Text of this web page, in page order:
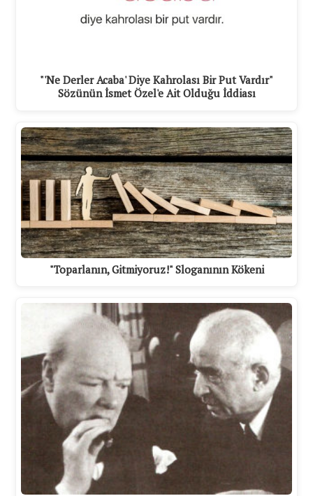
"'Ne Derler Acaba' Diye Kahrolası Bir Put Vardır"
Sözünün İsmet Özel'e Ait Olduğu İddiası
"Toparlanın, Gitmiyoruz!" Sloganının Kökeni